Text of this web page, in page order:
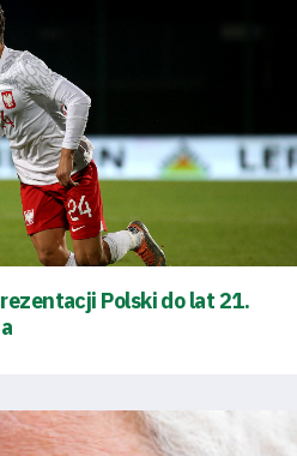
Polski do lat 21.